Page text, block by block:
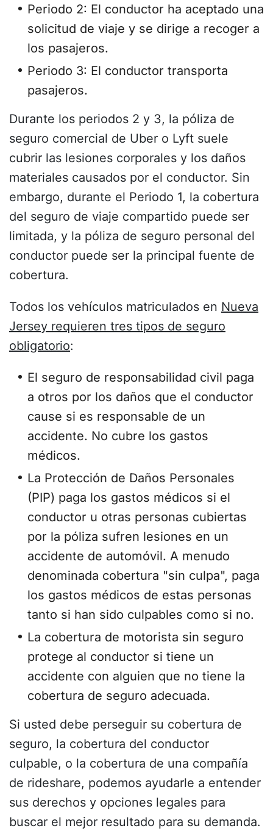
Periodo 2: El conductor ha aceptado una
solicitud de viaje y se dirige a recoger a
los pasajeros.
Periodo 3: El conductor transporta
pasajeros.
Durante los periodos 2 y 3, la póliza de
seguro comercial de Uber o Lyft suele
cubrir las lesiones corporales y los daños
materiales causados por el conductor. Sin
embargo, durante el Periodo 1, la cobertura
del seguro de viaje compartido puede ser
limitada, y la póliza de seguro personal del
conductor puede ser la principal fuente de
cobertura.
Todos los vehículos matriculados en Nueva
Jersey requieren tres tipos de seguro
obligatorio:
El seguro de responsabilidad civil paga
a otros por los daños que el conductor
cause si es responsable de un
accidente. No cubre los gastos
médicos.
La Protección de Daños Personales
(PIP) paga los gastos médicos si el
conductor u otras personas cubiertas
por la póliza sufren lesiones en un
accidente de automóvil. A menudo
denominada cobertura "sin culpa", paga
los gastos médicos de estas personas
tanto si han sido culpables como si no.
La cobertura de motorista sin seguro
protege al conductor si tiene un
accidente con alguien que no tiene la
cobertura de seguro adecuada.
Si usted debe perseguir su cobertura de
seguro, la cobertura del conductor
culpable, o la cobertura de una compañía
de rideshare, podemos ayudarle a entender
sus derechos y opciones legales para
buscar el mejor resultado para su demanda.